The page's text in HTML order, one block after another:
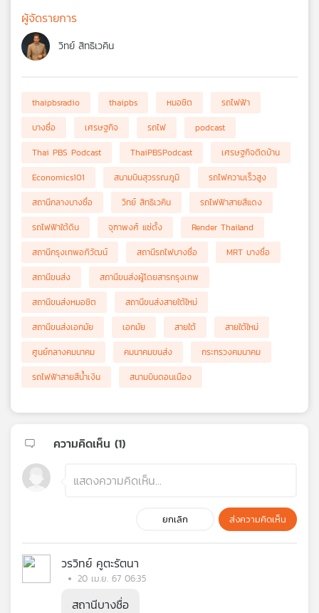
ผู้จัดรายการ
วิทย์ สิทธิเวคิน
thaipbsradio thaipbs หมอชิต
รถไฟฟ้า
บางซื่อ
เศรษฐกิจ รถไฟ
podcast
Thai PBS Podcast
ThaiPBSPodcast
เศรษฐกิจติดบ้าน
Economics101
สนามบินสุวรรณภูมิ
รถไฟความเร็วสูง
สถานีกลางบางซื่อ
วิทย์ สิทธิเวคิน
รถไฟฟ้าสายสีแดง
รถไฟฟ้าใต้ดิน
จุฑาพงศ์ แซ่ตั้ง
Render Thailand
สถานีกรุงเทพอภิวัฒน์
สถานีรถไฟบางซื่อ
MRT บางซื่อ
สถานีขนส่ง
สถานีขนส่งผู้โดยสารกรุงเทพ
สถานีขนส่งหมอชิต
สถานีขนส่งสายใต้ใหม่
สถานีขนส่งเอกมัย
เอกมัย สายใต้
สายใต้ใหม่
ศูนย์กลางคมนาคม
คมนาคมขนส่ง
กระทรวงคมนาคม
รถไฟฟ้าสายสีน้ำเงิน
สนามบินดอนเมือง
ความคิดเห็น (1)
ยกเลิก ส่งความคิดเห็น
วรวิทย์ คูตะรัตนา
20 เม.ย. 67 06:35
สถานีบางชื่อ